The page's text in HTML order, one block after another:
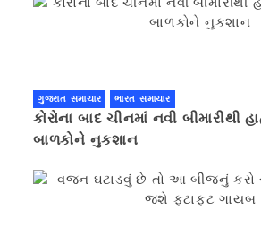
ગુજરાત સમાચાર ભારત સમાચાર
કોરોના બાદ ચીનમાં નવી બીમારીથી
બાળકોને નુકશાન